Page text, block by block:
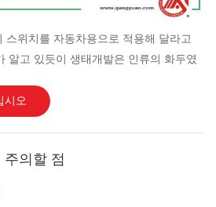
스위치를 자동차용으로 적용해 달라고
알고 있듯이 생태개발은 인류의 화두였
Electronics 전문가는 1996년부터
시 스위치를 전문으로 하고 있습니다.
했으며 그들의 성장을 촉진했습니다.
에 사용되는 자동차용 스위치를 몇 가
시오
의할 점